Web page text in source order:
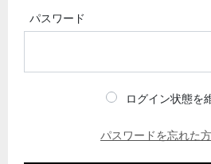
パスワード
ログイン状態を
パスワードを忘れた